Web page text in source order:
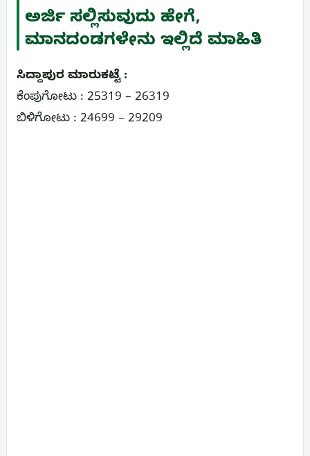
ಅರ್ಜಿ ಸಲ್ಲಿಸುವುದು ಹೇಗೆ,
ಮಾನದಂಡಗಳೇನು ಇಲ್ಲಿದೆ ಮಾಹಿತಿ
ಸಿದ್ದಾಪುರ ಮಾರುಕಟ್ಟೆ :
ಕೆಂಪುಗೋಟು : 25319 – 26319
ಬಿಳಿಗೋಟು : 24699 – 29209